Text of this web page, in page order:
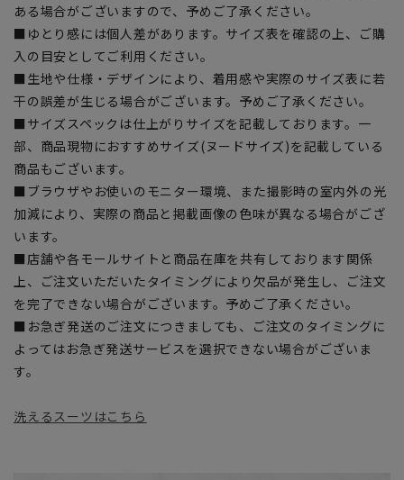
ある場合がございますので、予めご了承ください。
■ゆとり感には個人差があります。サイズ表を確認の上、ご購
入の目安としてご利用ください。
■生地や仕様・デザインにより、着用感や実際のサイズ表に若
干の誤差が生じる場合がございます。予めご了承ください。
■サイズスペックは仕上がりサイズを記載しております。一
部、商品現物におすすめサイズ(ヌードサイズ)を記載している
商品もございます。
■ブラウザやお使いのモニター環境、また撮影時の室内外の光
加減により、実際の商品と掲載画像の色味が異なる場合がござ
います。
■店舗や各モールサイトと商品在庫を共有しております関係
上、ご注文いただいたタイミングにより欠品が発生し、ご注文
を完了できない場合がございます。予めご了承ください。
■お急ぎ発送のご注文につきましても、ご注文のタイミングに
よってはお急ぎ発送サービスを選択できない場合がございま
す。
洗えるスーツはこちら